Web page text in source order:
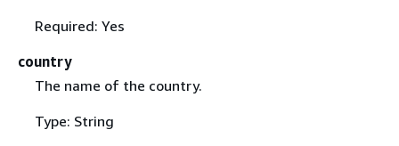
Required: Yes
country
The name of the country.
Type: String